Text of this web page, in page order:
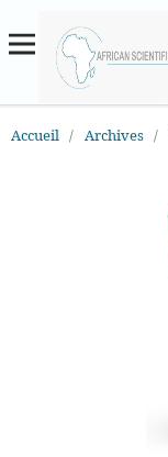
Accueil / Archives /